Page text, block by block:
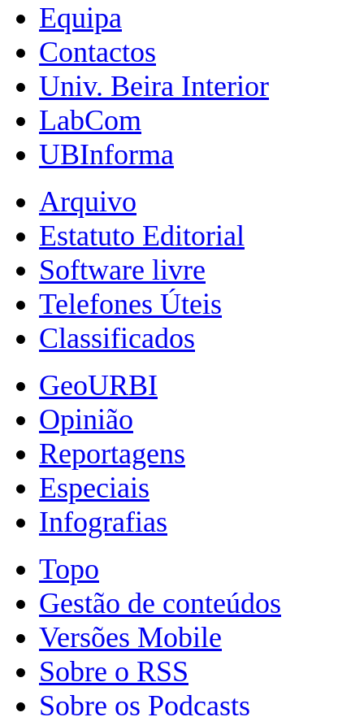
Equipa
Contactos
Univ. Beira Interior
LabCom
UBInforma
Arquivo
Estatuto Editorial
Software livre
Telefones Úteis
Classificados
GeoURBI
Opinião
Reportagens
Especiais
Infografias
Topo
Gestão de conteúdos
Versões Mobile
Sobre o RSS
Sobre os Podcasts